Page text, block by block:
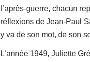
l’après-guerre, chacun
réflexions de Jean-Paul
y va de son mot, de son
L’année 1949, Juliette